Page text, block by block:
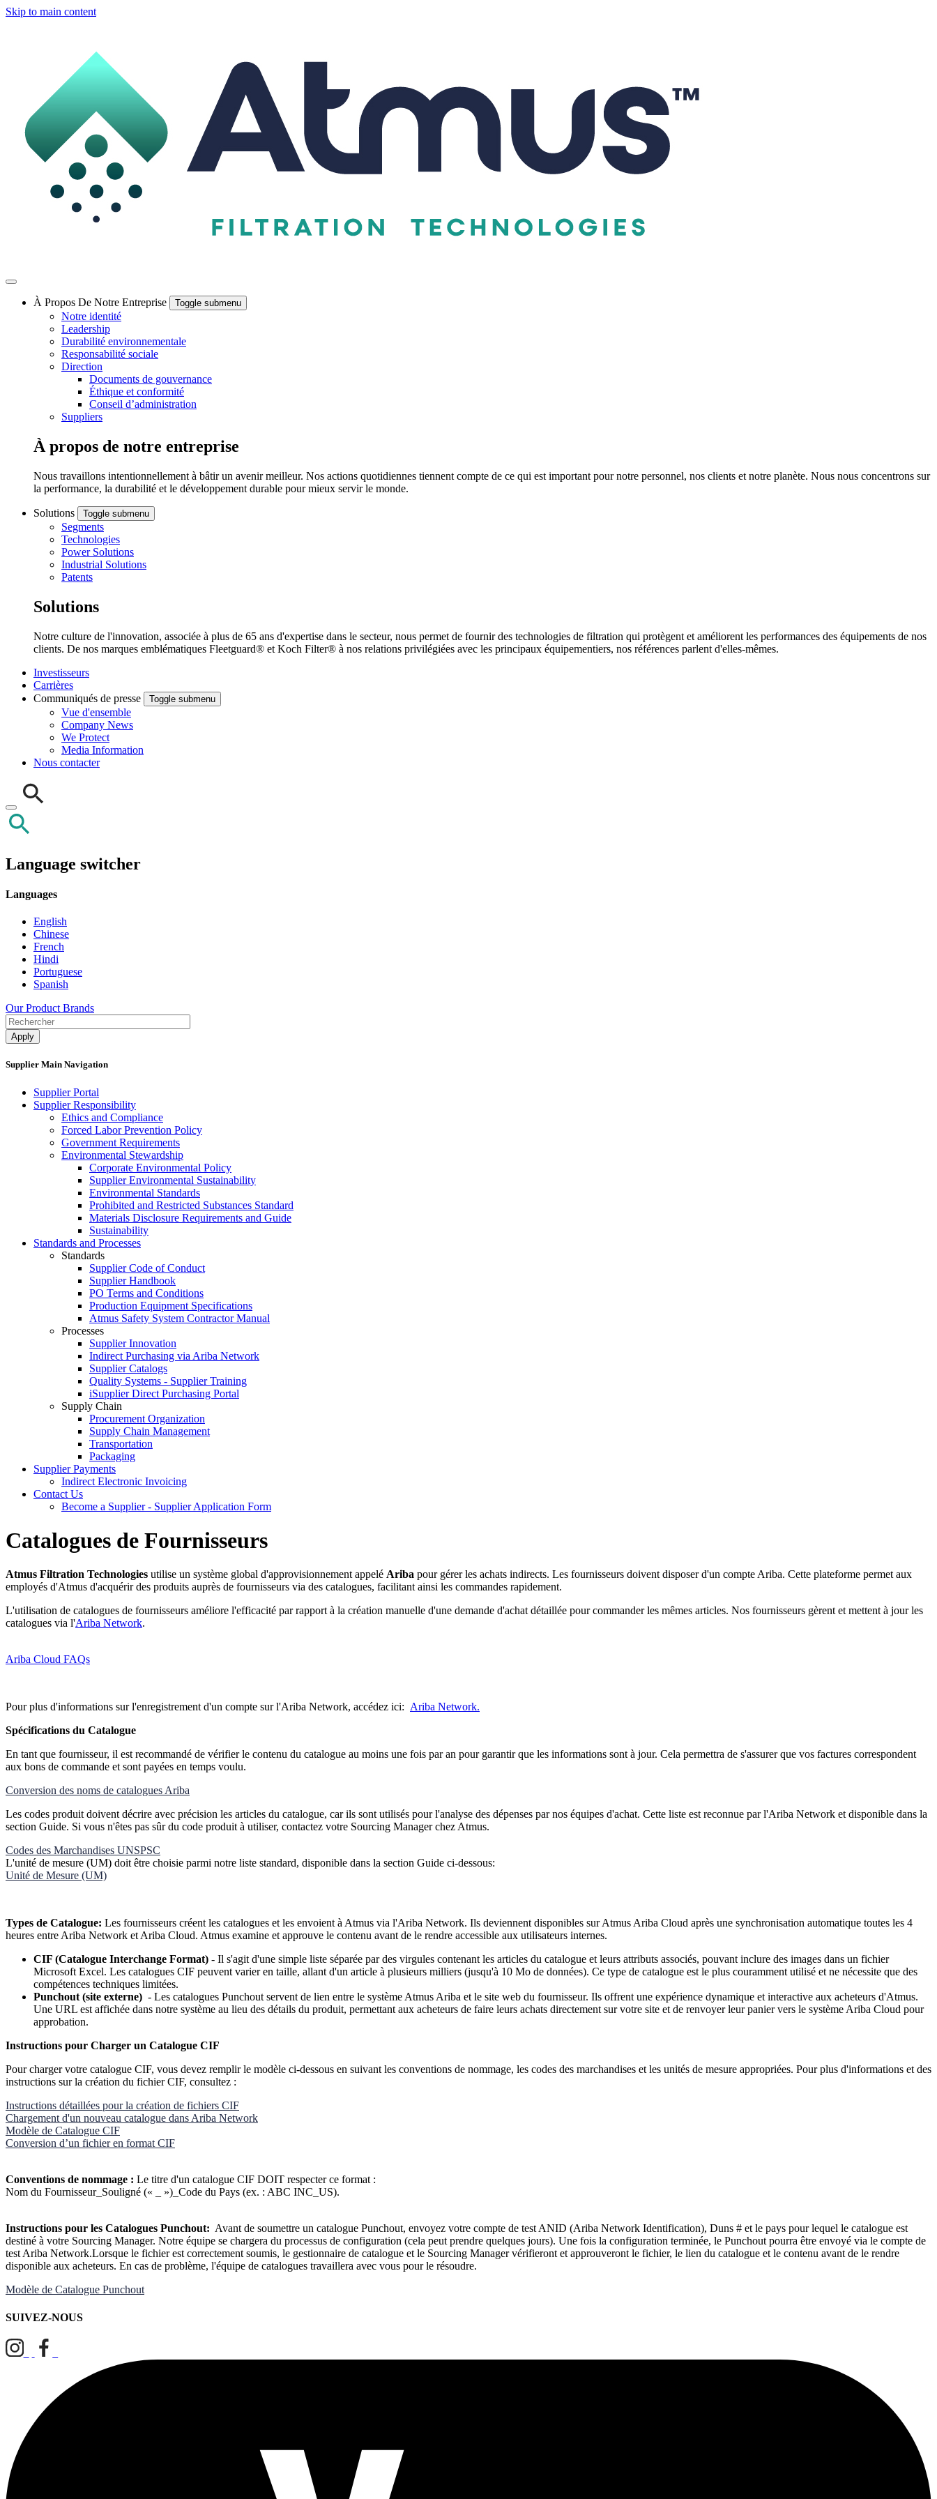
Skip to main content
À Propos De Notre Entreprise Toggle submenu
Notre identité
Leadership
Durabilité environnementale
Responsabilité sociale
Direction
Documents de gouvernance
Éthique et conformité
Conseil d’administration
Suppliers
À propos de notre entreprise
Nous travaillons intentionnellement à bâtir un avenir meilleur. Nos actions quotidiennes tiennent compte de ce qui est important pour notre personnel, nos clients et notre planète. Nous nous concentrons sur
la performance, la durabilité et le développement durable pour mieux servir le monde.
Solutions Toggle submenu
Segments
Technologies
Power Solutions
Industrial Solutions
Patents
Solutions
Notre culture de l'innovation, associée à plus de 65 ans d'expertise dans le secteur, nous permet de fournir des technologies de filtration qui protègent et améliorent les performances des équipements de nos
clients. De nos marques emblématiques Fleetguard® et Koch Filter® à nos relations privilégiées avec les principaux équipementiers, nos références parlent d'elles-mêmes.
Investisseurs
Carrières
Communiqués de presse
Toggle submenu
Vue d'ensemble
Company News
We Protect
Media Information
Nous contacter
Language switcher
Languages
English
Chinese
French
Hindi
Portuguese
Spanish
Our Product Brands
Supplier Main Navigation
Supplier Portal
Supplier Responsibility
Ethics and Compliance​
Forced Labor Prevention Policy​
Government Requirements
Environmental Stewardship
Corporate Environmental Policy
Supplier Environmental Sustainability
Environmental Standards
Prohibited and Restricted Substances Standard
Materials Disclosure Requirements and Guide
Sustainability
Standards and Processes
Standards
Supplier Code of Conduct
Supplier Handbook
PO Terms and Conditions
Production Equipment Specifications
Atmus Safety System Contractor Manual
Processes
Supplier Innovation
Indirect Purchasing via Ariba Network
Supplier Catalogs​
Quality Systems - Supplier Training
iSupplier Direct Purchasing Portal
Supply Chain
Procurement Organization
Supply Chain Management
Transportation​
Packaging​
Supplier Payments
Indirect Electronic Invoicing
Contact Us
Become a Supplier - Supplier Application Form
Catalogues de Fournisseurs
Atmus Filtration Technologies utilise un système global d'approvisionnement appelé Ariba pour gérer les achats indirects. Les fournisseurs doivent disposer d'un compte Ariba. Cette plateforme permet aux
employés d'Atmus d'acquérir des produits auprès de fournisseurs via des catalogues, facilitant ainsi les commandes rapidement.
L'utilisation de catalogues de fournisseurs améliore l'efficacité par rapport à la création manuelle d'une demande d'achat détaillée pour commander les mêmes articles. Nos fournisseurs gèrent et mettent à jour les
catalogues via l'Ariba Network.
Ariba Cloud FAQs
Pour plus d'informations sur l'enregistrement d'un compte sur l'Ariba Network, accédez ici: Ariba Network.
Spécifications du Catalogue
En tant que fournisseur, il est recommandé de vérifier le contenu du catalogue au moins une fois par an pour garantir que les informations sont à jour. Cela permettra de s'assurer que vos factures correspondent
aux bons de commande et sont payées en temps voulu.
Conversion des noms de catalogues Ariba
Les codes produit doivent décrire avec précision les articles du catalogue, car ils sont utilisés pour l'analyse des dépenses par nos équipes d'achat. Cette liste est reconnue par l'Ariba Network et disponible dans la
section Guide. Si vous n'êtes pas sûr du code produit à utiliser, contactez votre Sourcing Manager chez Atmus.
Codes des Marchandises UNSPSC
L'unité de mesure (UM) doit être choisie parmi notre liste standard, disponible dans la section Guide ci-dessous:
Unité de Mesure (UM)
Types de Catalogue: Les fournisseurs créent les catalogues et les envoient à Atmus via l'Ariba Network. Ils deviennent disponibles sur Atmus Ariba Cloud après une synchronisation automatique toutes les 4
heures entre Ariba Network et Ariba Cloud. Atmus examine et approuve le contenu avant de le rendre accessible aux utilisateurs internes.
CIF (Catalogue Interchange Format) - Il s'agit d'une simple liste séparée par des virgules contenant les articles du catalogue et leurs attributs associés, pouvant inclure des images dans un fichier
Microsoft Excel. Les catalogues CIF peuvent varier en taille, allant d'un article à plusieurs milliers (jusqu'à 10 Mo de données). Ce type de catalogue est le plus couramment utilisé et ne nécessite que des
compétences techniques limitées.
Punchout (site externe) - Les catalogues Punchout servent de lien entre le système Atmus Ariba et le site web du fournisseur. Ils offrent une expérience dynamique et interactive aux acheteurs d'Atmus.
Une URL est affichée dans notre système au lieu des détails du produit, permettant aux acheteurs de faire leurs achats directement sur votre site et de renvoyer leur panier vers le système Ariba Cloud pour
approbation.
Instructions pour Charger un Catalogue CIF
Pour charger votre catalogue CIF, vous devez remplir le modèle ci-dessous en suivant les conventions de nommage, les codes des marchandises et les unités de mesure appropriées. Pour plus d'informations et des
instructions sur la création du fichier CIF, consultez :
Instructions détaillées pour la création de fichiers CIF
Chargement d'un nouveau catalogue dans Ariba Network
Modèle de Catalogue CIF
Conversion d’un fichier en format CIF
Conventions de nommage : Le titre d'un catalogue CIF DOIT respecter ce format :
Nom du Fournisseur_Souligné (« _ »)_Code du Pays (ex. : ABC INC_US).
Instructions pour les Catalogues Punchout: Avant de soumettre un catalogue Punchout, envoyez votre compte de test ANID (Ariba Network Identification), Duns # et le pays pour lequel le catalogue est
destiné à votre Sourcing Manager. Notre équipe se chargera du processus de configuration (cela peut prendre quelques jours). Une fois la configuration terminée, le Punchout pourra être envoyé via le compte de
test Ariba Network.Lorsque le fichier est correctement soumis, le gestionnaire de catalogue et le Sourcing Manager vérifieront et approuveront le fichier, le lien du catalogue et le contenu avant de le rendre
disponible aux acheteurs. En cas de problème, l'équipe de catalogues travaillera avec vous pour le résoudre.
Modèle de Catalogue Punchout
SUIVEZ-NOUS